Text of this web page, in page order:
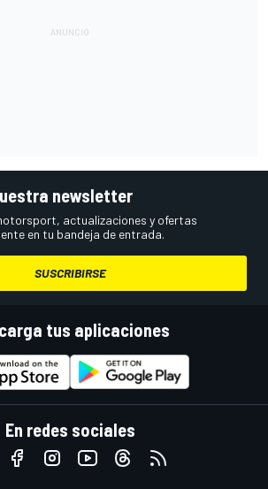
newsletter
actualizaciones y ofertas
en tu bandeja de entrada.
SUSCRIBIRSE
tus aplicaciones
En redes sociales